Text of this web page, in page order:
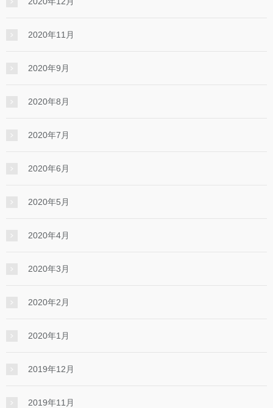
2020年11月
2020年9月
2020年8月
2020年7月
2020年6月
2020年5月
2020年4月
2020年3月
2020年2月
2020年1月
2019年12月
2019年11月